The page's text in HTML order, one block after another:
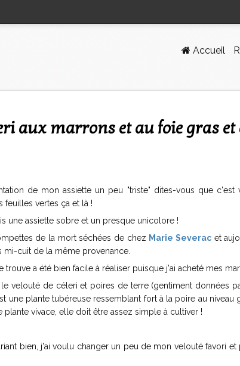
Accueil
de mon assiette un peu "triste" dites-vous que
feuilles vertes ça et là !
une assiette sobre et un presque unicolore !
de la mort séchées de chez Marie Severac et
cuit de la même provenance.
trouve a été bien facile à réaliser puisque j'ai acheté mes
le velouté de céleri et poires de terre (gentiment données
une plante tubéreuse ressemblant fort à la poire au niveau
plante vivace, elle doit être assez simple à cultiver !
bien, j'ai voulu changer un peu de mon velouté favori